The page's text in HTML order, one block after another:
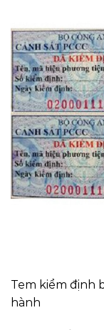
Tem kiểm định
hành